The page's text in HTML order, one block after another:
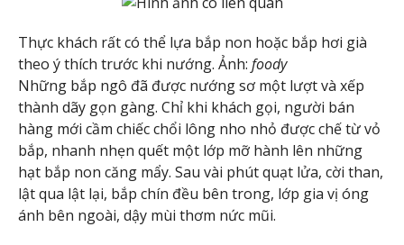
Thực khách rất có thể lựa bắp non hoặc bắp hơi già
theo ý thích trước khi nướng. Ảnh: foody
Những bắp ngô đã được nướng sơ một lượt và xếp
thành dãy gọn gàng. Chỉ khi khách gọi, người bán
hàng mới cầm chiếc chổi lông nho nhỏ được chế từ vỏ
bắp, nhanh nhẹn quết một lớp mỡ hành lên những
hạt bắp non căng mẩy. Sau vài phút quạt lửa, cời than,
lật qua lật lại, bắp chín đều bên trong, lớp gia vị óng
ánh bên ngoài, dậy mùi thơm nức mũi.